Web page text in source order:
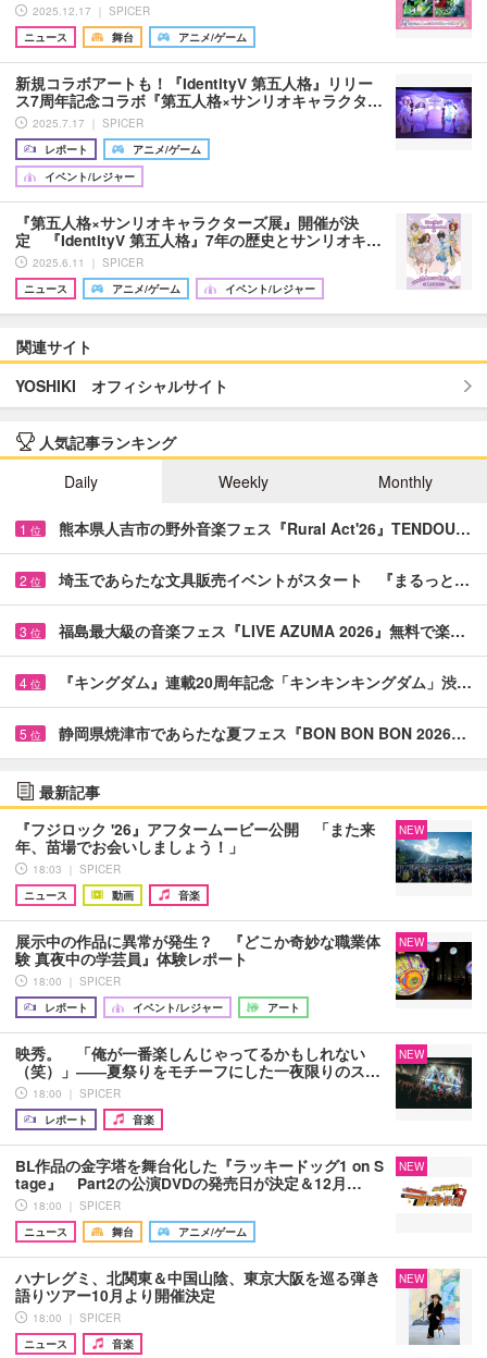
2025.12.17 ｜ SPICER
ニュース
舞台 アニメ/ゲーム
新規コラボアートも！『IdentityV 第五人格』リリー
ス7周年記念コラボ『第五人格×サンリオキャラクタ…
2025.7.17 ｜ SPICER
レポート
アニメ/ゲーム
イベント/レジャー
『第五人格×サンリオキャラクターズ展』開催が決
定 『IdentityV 第五人格』7年の歴史とサンリオキ…
2025.6.11 ｜ SPICER
ニュース
アニメ/ゲーム イベント/レジャー
関連サイト
YOSHIKI オフィシャルサイト
人気記事ランキング
Daily
Weekly Monthly
1 位 熊本県人吉市の野外音楽フェス『Rural Act'26』TENDOU…
2 位 埼玉であらたな文具販売イベントがスタート 『まるっと…
3 位 福島最大級の音楽フェス『LIVE AZUMA 2026』無料で楽…
4 位 『キングダム』連載20周年記念「キンキンキングダム」渋…
5 位 静岡県焼津市であらたな夏フェス『BON BON BON 2026…
最新記事
『フジロック '26』アフタームービー公開 「また来
年、苗場でお会いしましょう！」
18:03 ｜ SPICER
ニュース
動画 音楽
NEW
展示中の作品に異常が発生？ 『どこか奇妙な職業体
験 真夜中の学芸員』体験レポート
18:00 ｜ SPICER
レポート
イベント/レジャー アート
NEW
映秀。 「俺が一番楽しんじゃってるかもしれない
（笑）」――夏祭りをモチーフにした一夜限りのス…
18:00 ｜ SPICER
レポート
音楽
NEW
BL作品の金字塔を舞台化した『ラッキードッグ1 on S
tage』 Part2の公演DVDの発売日が決定＆12月…
18:00 ｜ SPICER
ニュース
舞台 アニメ/ゲーム
NEW
ハナレグミ、北関東＆中国山陰、東京大阪を巡る弾き
語りツアー10月より開催決定
18:00 ｜ SPICER
ニュース
音楽
NEW